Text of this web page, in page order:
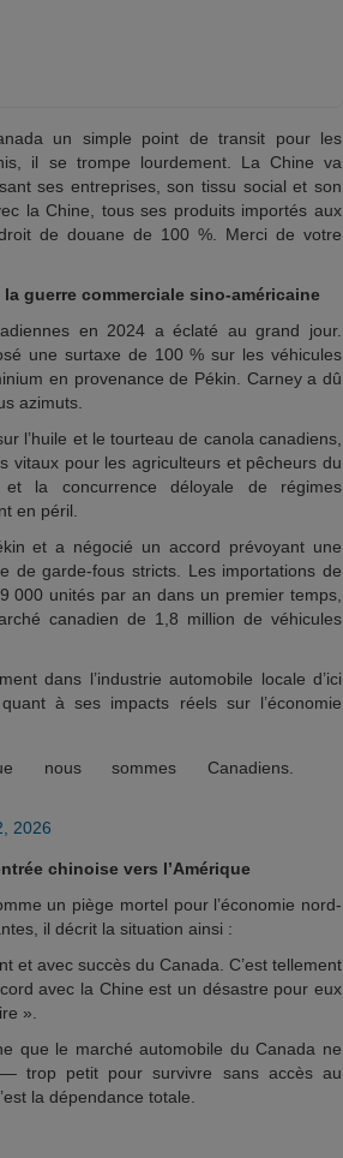
un simple point de transit pour les
il se trompe lourdement. La Chine va
ses entreprises, son tissu social et son
la Chine, tous ses produits importés aux
de douane de 100 %. Merci de votre
guerre commerciale sino-américaine
en 2024 a éclaté au grand jour.
une surtaxe de 100 % sur les véhicules
en provenance de Pékin. Carney a dû
azimuts.
l’huile et le tourteau de canola canadiens,
vitaux pour les agriculteurs et pêcheurs du
la concurrence déloyale de régimes
en péril.
et a négocié un accord prévoyant une
de garde-fous stricts. Les importations de
000 unités par an dans un premier temps,
canadien de 1,8 million de véhicules
dans l’industrie automobile locale d’ici
à ses impacts réels sur l’économie
nous sommes Canadiens.
2026
chinoise vers l’Amérique
un piège mortel pour l’économie nord-
il décrit la situation ainsi :
et avec succès du Canada. C’est tellement
avec la Chine est un désastre pour eux
».
que le marché automobile du Canada ne
trop petit pour survivre sans accès au
la dépendance totale.